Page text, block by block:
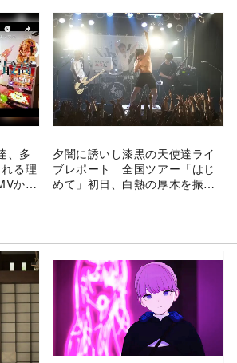
、多
る理
から
夕闇に誘いし漆黒の天使達ライ
ブレポート 全国ツアー「はじ
めて」初日、白熱の厚木を振り